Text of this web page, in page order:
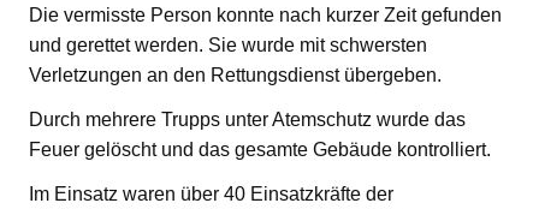
Die vermisste Person konnte nach kurzer Zeit gefunden
und gerettet werden. Sie wurde mit schwersten
Verletzungen an den Rettungsdienst übergeben.
Durch mehrere Trupps unter Atemschutz wurde das
Feuer gelöscht und das gesamte Gebäude kontrolliert.
Im Einsatz waren über 40 Einsatzkräfte der